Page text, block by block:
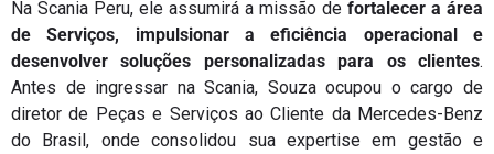
Na Scania Peru, ele assumirá a missão de fortalecer a área
de Serviços, impulsionar a eficiência operacional e
desenvolver soluções personalizadas para os clientes.
Antes de ingressar na Scania, Souza ocupou o cargo de
diretor de Peças e Serviços ao Cliente da Mercedes-Benz
do Brasil, onde consolidou sua expertise em gestão e